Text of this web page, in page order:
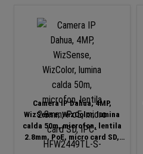
Camera IP Dahua, 4MP,
WizSense, WizColor, lumina
calda 50m, microfon, lentila
2.8mm, PoE, micro card SD,
IPC-HFW2449TL-S-LED-0280B-